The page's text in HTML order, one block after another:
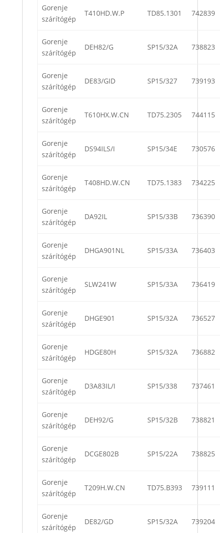
Gorenje
szárítógép
T410HD.W.P TD85.1301 742839
Gorenje
szárítógép
DEH82/G SP15/32A 738823
Gorenje
szárítógép
DE83/GID SP15/327 739193
Gorenje
szárítógép
T610HX.W.CN TD75.2305 744115
Gorenje
szárítógép
DS94ILS/I SP15/34E 730576
Gorenje
szárítógép
T408HD.W.CN TD75.1383 734225
Gorenje
szárítógép
DA92IL SP15/33B 736390
Gorenje
szárítógép
DHGA901NL SP15/33A 736403
Gorenje
szárítógép
SLW241W SP15/33A 736419
Gorenje
szárítógép
DHGE901 SP15/32A 736527
Gorenje
szárítógép
HDGE80H SP15/32A 736882
Gorenje
szárítógép
D3A83IL/I SP15/338 737461
Gorenje
szárítógép
DEH92/G SP15/32B 738821
Gorenje
szárítógép
DCGE802B SP15/22A 738825
Gorenje
szárítógép
T209H.W.CN TD75.B393 739111
Gorenje
szárítógép
DE82/GD SP15/32A 739204